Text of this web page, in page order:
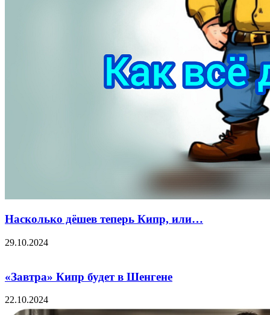
Насколько дёшев теперь Кипр, или…
29.10.2024
«Завтра» Кипр будет в Шенгене
22.10.2024